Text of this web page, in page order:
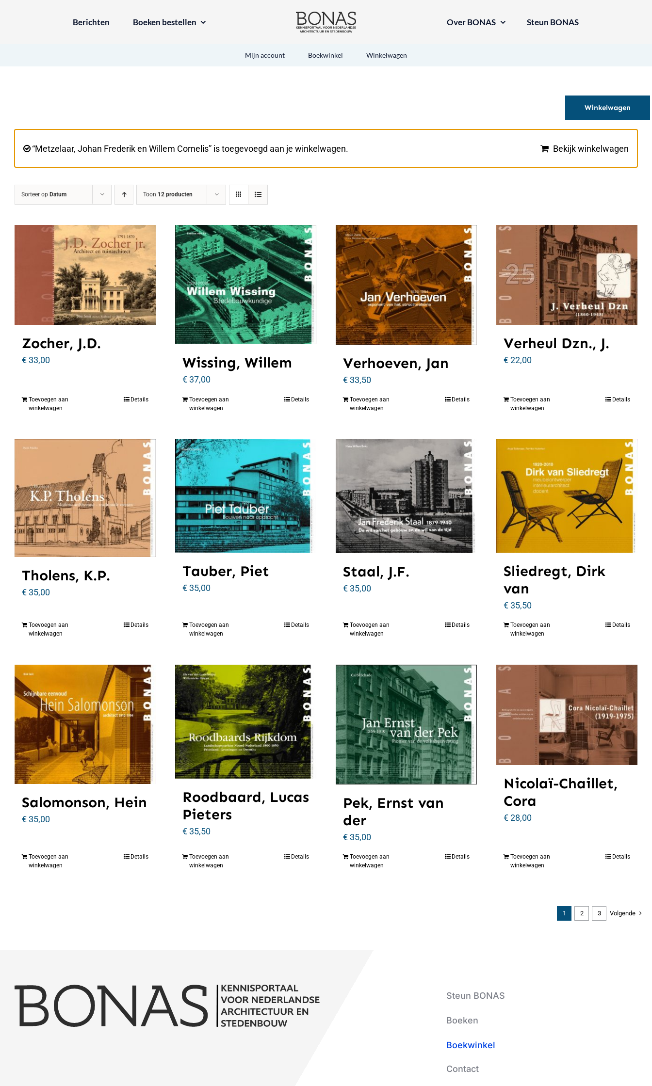
Berichten Boeken bestellen Over BONAS Steun BONAS
Mijn account Boekwinkel Winkelwagen
Winkelwagen
“Metzelaar, Johan Frederik en Willem Cornelis” is toegevoegd aan je winkelwagen. Bekijk winkelwagen
Sorteer op Datum Toon 12 producten
Zocher, J.D.
€33,00
Toevoegen aan
winkelwagen
Details
Wissing, Willem
€37,00
Toevoegen aan
winkelwagen
Details
Verhoeven, Jan
€33,50
Toevoegen aan
winkelwagen
Details
Verheul Dzn., J.
€22,00
Toevoegen aan
winkelwagen
Details
Tholens, K.P.
€35,00
Toevoegen aan
winkelwagen
Details
Tauber, Piet
€35,00
Toevoegen aan
winkelwagen
Details
Staal, J.F.
€35,00
Toevoegen aan
winkelwagen
Details
Sliedregt, Dirk
van
€35,50
Toevoegen aan
winkelwagen
Details
Salomonson, Hein
€35,00
Toevoegen aan
winkelwagen
Details
Roodbaard, Lucas
Pieters
€35,50
Toevoegen aan
winkelwagen
Details
Pek, Ernst van
der
€35,00
Toevoegen aan
winkelwagen
Details
Nicolaï-Chaillet,
Cora
€28,00
Toevoegen aan
winkelwagen
Details
1 2 3 Volgende
Steun BONAS
Boeken
Boekwinkel
Contact